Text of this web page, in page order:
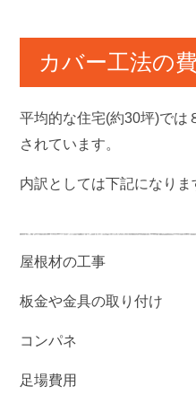
カバー工法の
平均的な住宅(約30坪)では
されています。
内訳としては下記になりま
屋根材の工事 ・・
板金や金具の取り付け
コンパネ ・・・
足場費用 ・・・